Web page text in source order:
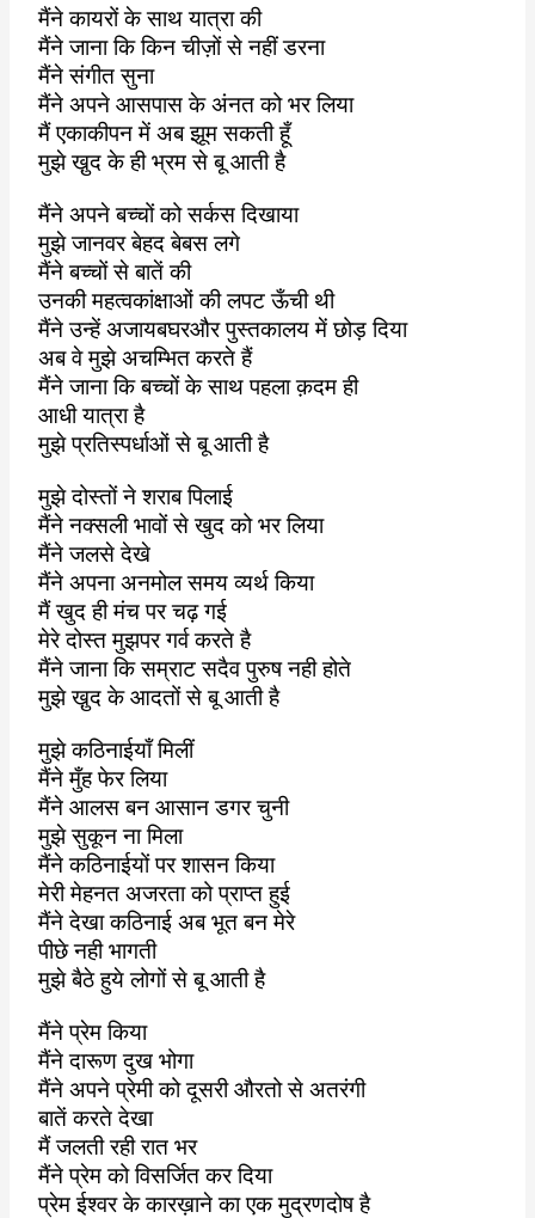
मैंने कायरों के साथ यात्रा की
मैंने जाना कि किन चीज़ों से नहीं डरना
मैंने संगीत सुना
मैंने अपने आसपास के अंनत को भर लिया
मैं एकाकीपन में अब झूम सकती हूँ
मुझे खु़द के ही भ्रम से बू आती है
मैंने अपने बच्चों को सर्कस दिखाया
मुझे जानवर बेहद बेबस लगे
मैंने बच्चों से बातें की
उनकी महत्वकांक्षाओं की लपट ऊँची थी
मैंने उन्हें अजायबघरऔर पुस्तकालय में छोड़ दिया
अब वे मुझे अचम्भित करते हैं
मैंने जाना कि बच्चों के साथ पहला क़दम ही
आधी यात्रा है
मुझे प्रतिस्पर्धाओं से बू आती है
मुझे दोस्तों ने शराब पिलाई
मैंने नक्सली भावों से खुद को भर लिया
मैंने जलसे देखे
मैंने अपना अनमोल समय व्यर्थ किया
मैं खुद ही मंच पर चढ़ गई
मेरे दोस्त मुझपर गर्व करते है
मैंने जाना कि सम्राट सदैव पुरुष नही होते
मुझे खु़द के आदतों से बू आती है
मुझे कठिनाईयाँ मिलीं
मैंने मुँह फेर लिया
मैंने आलस बन आसान डगर चुनी
मुझे सुकून ना मिला
मैंने कठिनाईयों पर शासन किया
मेरी मेहनत अजरता को प्राप्त हुई
मैंने देखा कठिनाई अब भूत बन मेरे
पीछे नही भागती
मुझे बैठे हुये लोगों से बू आती है
मैंने प्रेम किया
मैंने दारूण दुख भोगा
मैंने अपने प्रेमी को दूसरी औरतो से अतरंगी
बातें करते देखा
मैं जलती रही रात भर
मैंने प्रेम को विसर्जित कर दिया
प्रेम ईश्वर के कारख़ाने का एक मुद्रणदोष है